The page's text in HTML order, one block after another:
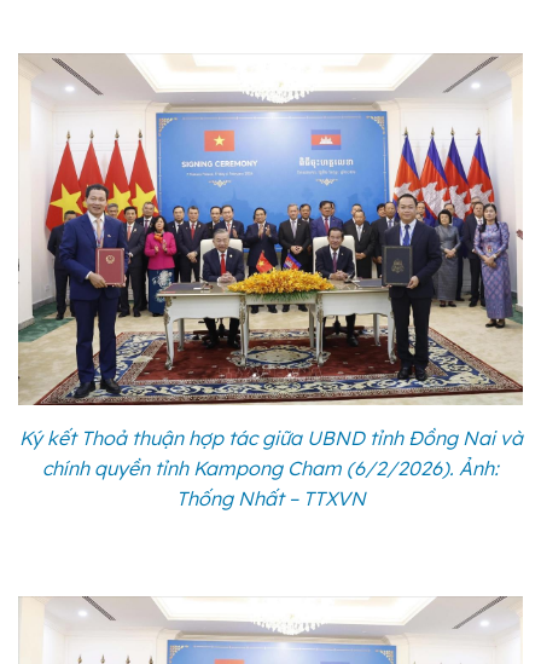
Ký kết Thoả thuận hợp tác giữa UBND tỉnh Đồng Nai và
chính quyền tỉnh Kampong Cham (6/2/2026). Ảnh:
Thống Nhất – TTXVN